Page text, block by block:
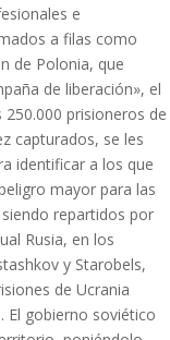
e
a filas como
de Polonia, que
de liberación», el
prisioneros de
capturados, se les
identificar a los que
mayor para las
repartidos por
Rusia, en los
y Starobels,
de Ucrania
El gobierno soviético